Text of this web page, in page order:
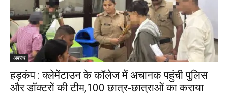
अपराध
हड़कंप : क्लेमेंटाउन के कॉलेज में अचानक पहुंची पुलिस
और डॉक्टरों की टीम,100 छात्र-छात्राओं का कराया